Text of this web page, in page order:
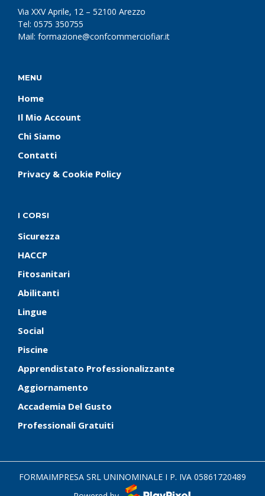
Via XXV Aprile, 12 – 52100 Arezzo
Tel: 0575 350755
Mail: formazione@confcommerciofiar.it
MENU
Home
Il Mio Account
Chi Siamo
Contatti
Privacy & Cookie Policy
I CORSI
Sicurezza
HACCP
Fitosanitari
Abilitanti
Lingue
Social
Piscine
Apprendistato Professionalizzante
Aggiornamento
Accademia Del Gusto
Professionali Gratuiti
FORMAIMPRESA SRL UNINOMINALE I P. IVA 05861720489